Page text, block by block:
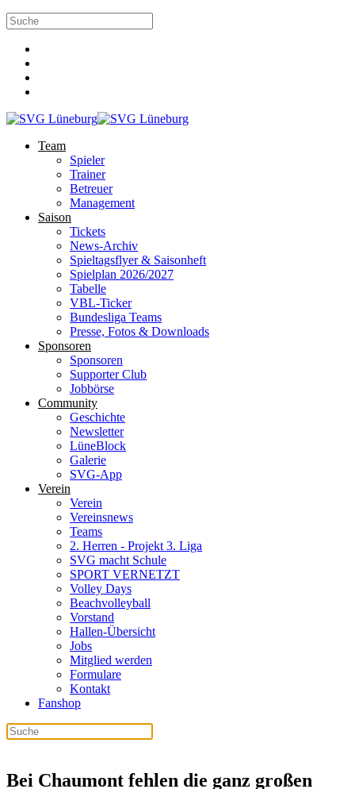
Team
Spieler
Trainer
Betreuer
Management
Saison
Tickets
News-Archiv
Spieltagsflyer & Saisonheft
Spielplan 2026/2027
Tabelle
VBL-Ticker
Bundesliga Teams
Presse, Fotos & Downloads
Sponsoren
Sponsoren
Supporter Club
Jobbörse
Community
Geschichte
Newsletter
LüneBlock
Galerie
SVG-App
Verein
Verein
Vereinsnews
Teams
2. Herren - Projekt 3. Liga
SVG macht Schule
SPORT VERNETZT
Volley Days
Beachvolleyball
Vorstand
Hallen-Übersicht
Jobs
Mitglied werden
Formulare
Kontakt
Fanshop
Bei Chaumont fehlen die ganz großen